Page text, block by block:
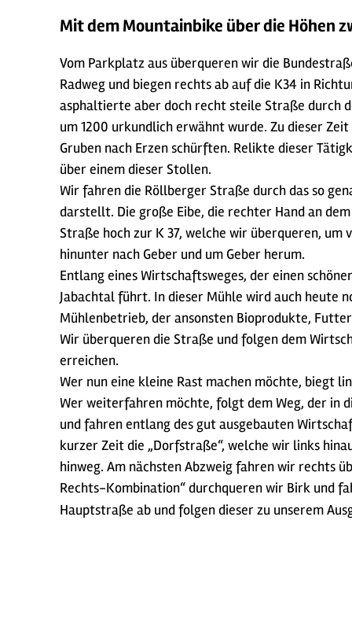
Mit dem Mountainbike über die Höhen
Vom Parkplatz aus überqueren wir die
Radweg und biegen rechts ab auf die K34 in
asphaltierte aber doch recht steile Straße durch
um 1200 urkundlich erwähnt wurde. Zu dieser
Gruben nach Erzen schürften. Relikte dieser
über einem dieser Stollen.
Wir fahren die Röllberger Straße durch das so
darstellt. Die große Eibe, die rechter Hand an
Straße hoch zur K 37, welche wir überqueren, um
hinunter nach Geber und um Geber herum.
Entlang eines Wirtschaftsweges, der einen
Jabachtal führt. In dieser Mühle wird auch heute
Mühlenbetrieb, der ansonsten Bioprodukte,
Wir überqueren die Straße und folgen dem
erreichen.
Wer nun eine kleine Rast machen möchte, biegt
Wer weiterfahren möchte, folgt dem Weg, der in
und fahren entlang des gut ausgebauten
kurzer Zeit die „Dorfstraße“, welche wir links
hinweg. Am nächsten Abzweig fahren wir rechts
Rechts-Kombination“ durchqueren wir Birk und
Hauptstraße ab und folgen dieser zu unserem